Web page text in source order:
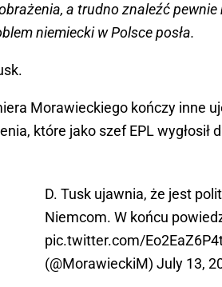
a trudno znaleźć
niemiecki w Polsce posła.
Morawieckiego kończy inne
które jako szef EPL wygłosił
D. Tusk ujawnia, że jest
Niemcom. W końcu
pic.twitter.com/
(@MorawieckiM) July 13,